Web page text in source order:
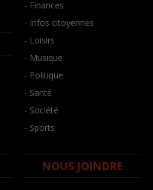
- Finances
- Infos citoyennes
- Loisirs
- Musique
- Politique
- Santé
- Société
- Sports
NOUS JOINDRE